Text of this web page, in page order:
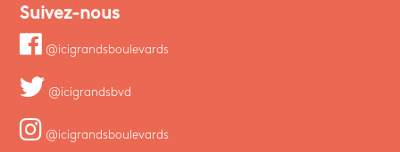
Suivez-nous
@icigrandsboulevards
@icigrandsbvd
@icigrandsboulevards